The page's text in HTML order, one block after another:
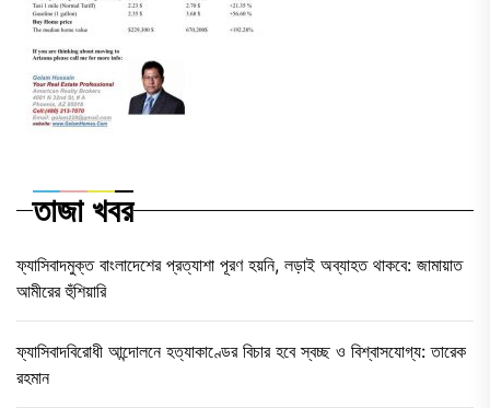
তাজা খবর
ফ্যাসিবাদমুক্ত বাংলাদেশের প্রত্যাশা পূরণ হয়নি, লড়াই অব্যাহত থাকবে: জামায়াত
আমীরের হুঁশিয়ারি
ফ্যাসিবাদবিরোধী আন্দোলনে হত্যাকাণ্ডের বিচার হবে স্বচ্ছ ও বিশ্বাসযোগ্য: তারেক
রহমান